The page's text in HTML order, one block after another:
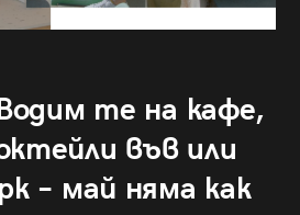
те на кафе,
във или
– май няма как